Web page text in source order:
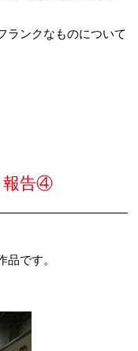
ランクなものについて
告④
品です。